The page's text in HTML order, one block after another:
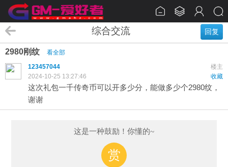
回复
综合交流
2980刚纹
看全部
楼主
123457044
收藏
2024-10-25 13:27:46
这次礼包一千传奇币可以开多少分，能做多少个2980纹，
谢谢
这是一种鼓励！你懂的~
赏